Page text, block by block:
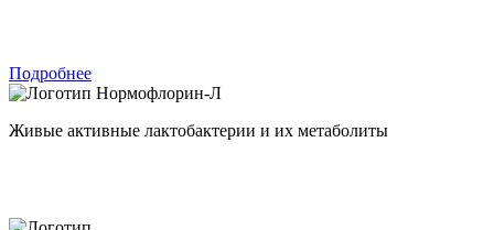
Подробнее
Нормофлорин-Л
Живые активные лактобактерии и их метаболиты